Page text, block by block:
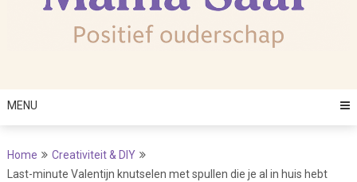
MENU
Home
Creativiteit & DIY
Last-minute Valentijn knutselen met spullen die je al in huis hebt